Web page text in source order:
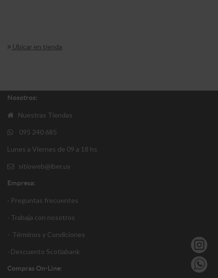
Ubicar en tienda
Nosotros:
Nuestras Tiendas
095 240 685
Lunes a Viernes de 09 a 18 hs
sitioweb@iber.uy
Empresa:
· Preguntas frecuentes
· Trabaja con nosotros
· Términos y Condiciones
· Descuento Scotiabank
Compras On-Line: